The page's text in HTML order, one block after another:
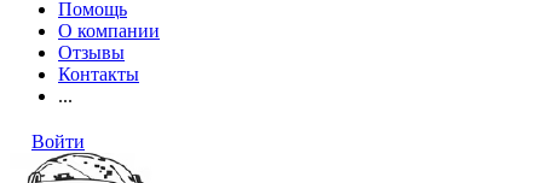
Помощь
О компании
Отзывы
Контакты
...
Войти